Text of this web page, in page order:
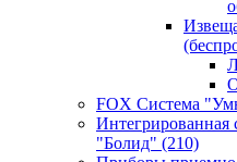
FOX Система
"Болид" (210)